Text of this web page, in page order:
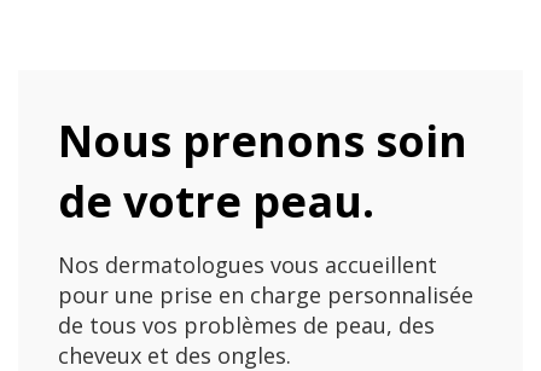
Nous prenons soin
de votre peau.
Nos dermatologues vous accueillent
pour une prise en charge personnalisée
de tous vos problèmes de peau, des
cheveux et des ongles.